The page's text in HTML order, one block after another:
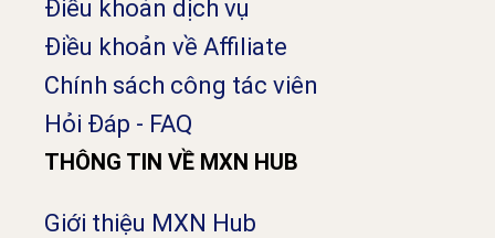
Điều khoản dịch vụ
Điều khoản về Affiliate
Chính sách công tác viên
Hỏi Đáp - FAQ
THÔNG TIN VỀ MXN HUB
Giới thiệu MXN Hub